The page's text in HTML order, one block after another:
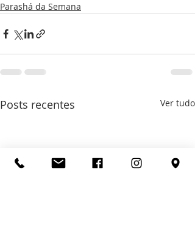
Parashá da Semana
Posts recentes Ver tudo